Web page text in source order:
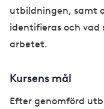
utbildningen, samt
identifieras och vad
arbetet.
Kursens mål
Efter genomförd